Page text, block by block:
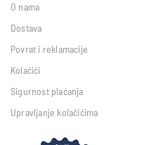
O nama
Dostava
Povrat i reklamacije
Kolačići
Sigurnost plaćanja
Upravljanje kolačićima